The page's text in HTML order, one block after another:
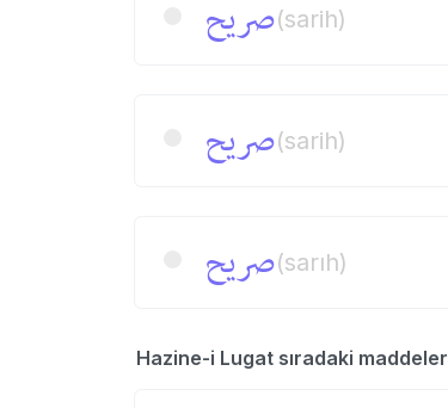
صریح(sarih)
صریح(sarih)
صریح(sarıh)
Hazine-i Lugat sıradaki maddeler